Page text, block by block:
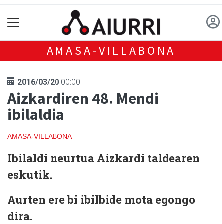
AMASA-VILLABONA
2016/03/20 00:00
Aizkardiren 48. Mendi
ibilaldia
AMASA-VILLABONA
Ibilaldi neurtua Aizkardi taldearen
eskutik.
Aurten ere bi ibilbide mota egongo
dira.